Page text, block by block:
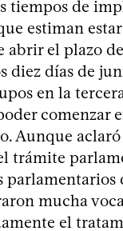
tiempos de
estiman
abrir el plazo
diez días de
en la
comenzar
Aunque aclaró
trámite
parlamentarios
mucha
el